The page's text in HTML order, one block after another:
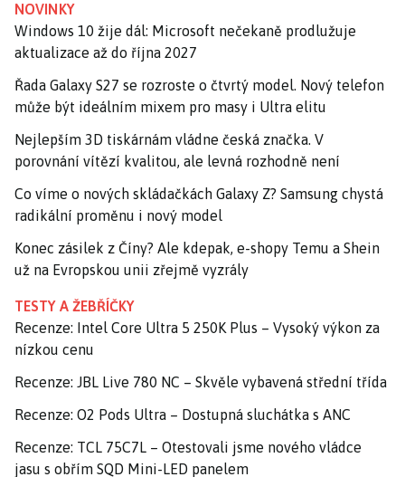
NOVINKY
Windows 10 žije dál: Microsoft nečekaně prodlužuje
aktualizace až do října 2027
Řada Galaxy S27 se rozroste o čtvrtý model. Nový telefon
může být ideálním mixem pro masy i Ultra elitu
Nejlepším 3D tiskárnám vládne česká značka. V
porovnání vítězí kvalitou, ale levná rozhodně není
Co víme o nových skládačkách Galaxy Z? Samsung chystá
radikální proměnu i nový model
Konec zásilek z Číny? Ale kdepak, e-shopy Temu a Shein
už na Evropskou unii zřejmě vyzrály
TESTY A ŽEBŘÍČKY
Recenze: Intel Core Ultra 5 250K Plus – Vysoký výkon za
nízkou cenu
Recenze: JBL Live 780 NC – Skvěle vybavená střední třída
Recenze: O2 Pods Ultra – Dostupná sluchátka s ANC
Recenze: TCL 75C7L – Otestovali jsme nového vládce
jasu s obřím SQD Mini-LED panelem